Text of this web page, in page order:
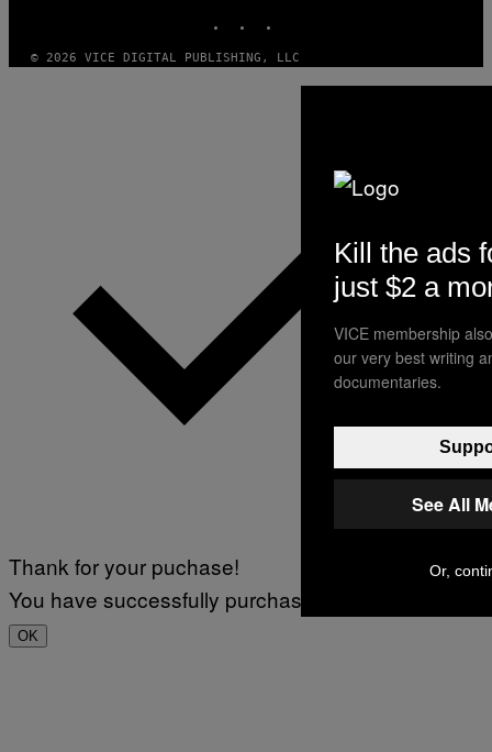
© 2026 VICE DIGITAL PUBLISHING, LLC
Kill the ads
just $2 a
VICE membership
our very best writing
documentaries.
See All
Or,
Thank for your puchase!
You have successfully purchased.
OK